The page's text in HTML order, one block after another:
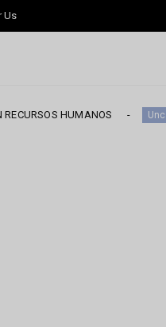
Us
HUMANOS Uncategorized